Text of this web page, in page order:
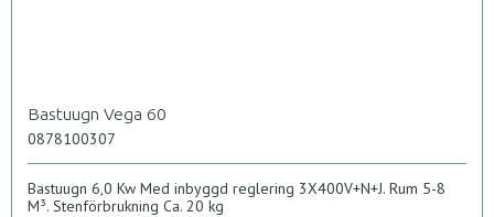
Bastuugn Vega 60
0878100307
Bastuugn 6,0 Kw Med inbyggd reglering 3X400V+N+J. Rum 5-8
M³. Stenförbrukning Ca. 20 kg